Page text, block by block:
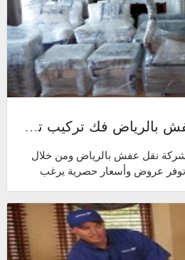
افضل شركة نقل عفش بالرياض فك تركيب تغليف ضمان | شركة الابداع المتميز
نقل عفش بالرياض شركة نقل عفش بالرياض ومن خلال
توفر عروض وأسعار حصرية يرغب